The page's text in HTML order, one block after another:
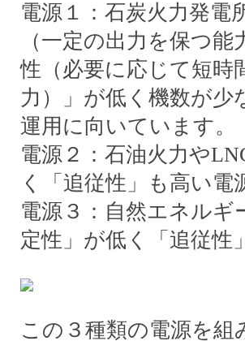
電源１：石炭火力発電
（一定の出力を保つ
性（必要に応じて短時
力）」が低く機数が少
運用に向いています。
電源２：石油火力や
く「追従性」も高い電
電源３：自然エネルギ
定性」が低く「追従性
この３種類の電源を